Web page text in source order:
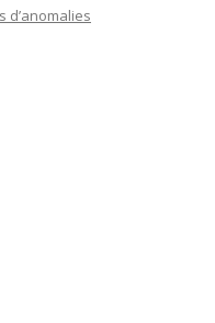
d’anomalies